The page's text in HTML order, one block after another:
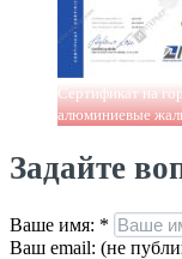
Сертификат на
алюминиевые
Задайте
Ваше имя: *
Ваш email: (не